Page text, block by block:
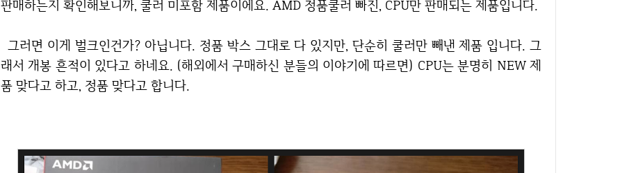
판매하는지 확인해보니까, 쿨러 미포함 제품이에요. AMD 정품쿨러 빠진, CPU만 판매되는 제품입니다.
그러면 이게 벌크인건가? 아닙니다. 정품 박스 그대로 다 있지만, 단순히 쿨러만 빼낸 제품 입니다. 그
래서 개봉 흔적이 있다고 하네요. (해외에서 구매하신 분들의 이야기에 따르면) CPU는 분명히 NEW 제
품 맞다고 하고, 정품 맞다고 합니다.